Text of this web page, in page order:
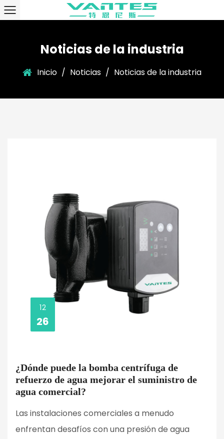
Noticias de la industria
Inicio / Noticias / Noticias de la industria
12
26
¿Dónde puede la bomba centrífuga de
refuerzo de agua mejorar el suministro de
agua comercial?
Las instalaciones comerciales a menudo
enfrentan desafíos con una presión de agua